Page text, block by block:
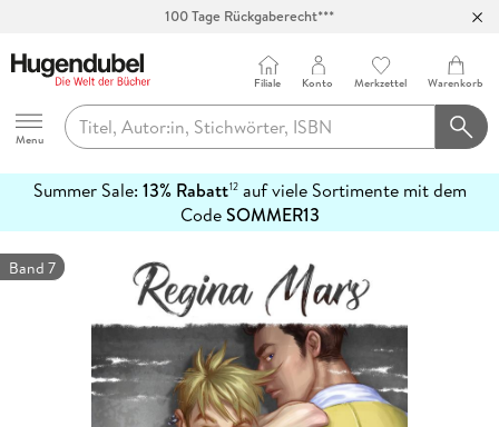
100 Tage Rückgaberecht***
Hugendubel
Menu
Filiale Konto Merkzettel Warenkorb
Summer Sale: 13% Rabatt12auf viele Sortimente mit dem
CodeSOMMER13
erfahren
Band 7